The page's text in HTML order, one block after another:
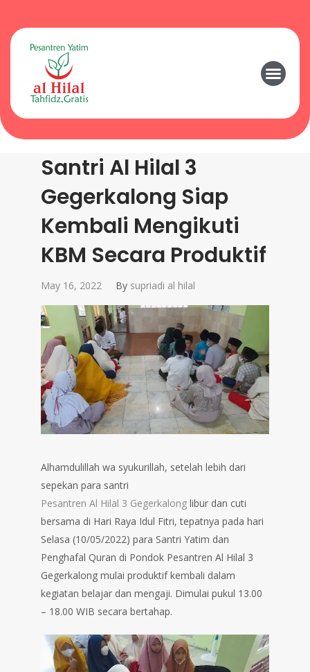
Santri Al Hilal 3
Gegerkalong Siap
Kembali Mengikuti
KBM Secara Produktif
May 16, 2022 By supriadi al hilal
Alhamdulillah wa syukurillah, setelah lebih dari
sepekan para santri
Pesantren Al Hilal 3 Gegerkalong libur dan cuti
bersama di Hari Raya Idul Fitri, tepatnya pada hari
Selasa (10/05/2022) para Santri Yatim dan
Penghafal Quran di Pondok Pesantren Al Hilal 3
Gegerkalong mulai produktif kembali dalam
kegiatan belajar dan mengaji. Dimulai pukul 13.00
– 18.00 WIB secara bertahap.